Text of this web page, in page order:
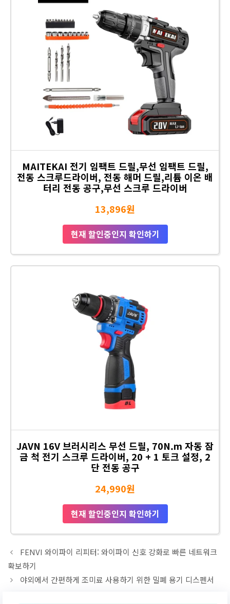
MAITEKAI 전기 임팩트 드릴,무선 임팩트 드릴,
전동 스크루드라이버, 전동 해머 드릴,리튬 이온 배
터리 전동 공구,무선 스크루 드라이버
13,896원
현재 할인중인지 확인하기
JAVN 16V 브러시리스 무선 드릴, 70N.m 자동 잠
금 척 전기 스크루 드라이버, 20 + 1 토크 설정, 2
단 전동 공구
24,990원
현재 할인중인지 확인하기
FENVI 와이파이 리피터: 와이파이 신호 강화로 빠른 네트워크
확보하기
야외에서 간편하게 조미료 사용하기 위한 밀폐 용기 디스펜서